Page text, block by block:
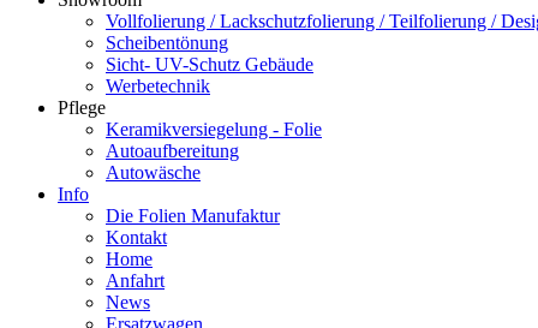
Vollfolierung / Lackschutzfolierung / Teilfolierung /
Scheibentönung
Sicht- UV-Schutz Gebäude
Werbetechnik
Pflege
Keramikversiegelung - Folie
Autoaufbereitung
Autowäsche
Info
Die Folien Manufaktur
Kontakt
Home
Anfahrt
News
Ersatzwagen